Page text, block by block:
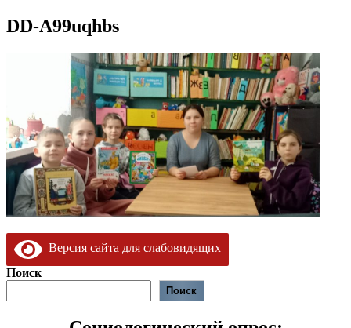
DD-A99uqhbs
Версия сайта для слабовидящих
Поиск
Поиск